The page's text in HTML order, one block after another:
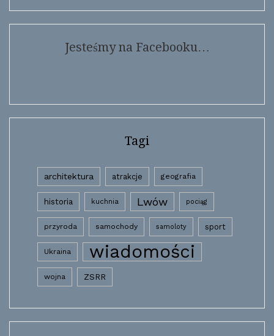
Jesteśmy na Facebooku…
Tagi
architektura atrakcje geografia
historia kuchnia Lwów pociąg
przyroda samochody samoloty sport
Ukraina wiadomości
wojna ZSRR